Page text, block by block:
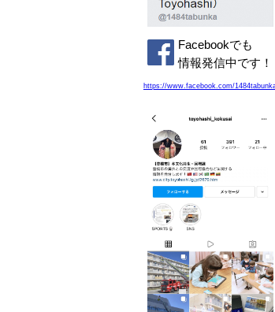
Facebookでも
情報発信中です！
https://www.facebook.com/